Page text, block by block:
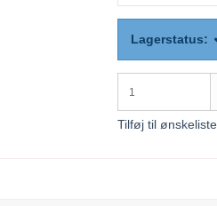
Lagerstatus:
Tilføj til ønskeliste